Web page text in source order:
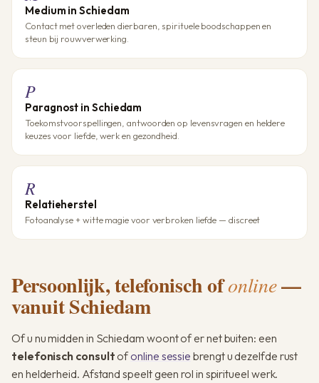
Medium in Schiedam
Contact met overleden dierbaren, spirituele boodschappen en
steun bij rouwverwerking.
P
Paragnost in Schiedam
Toekomstvoorspellingen, antwoorden op levensvragen en heldere
keuzes voor liefde, werk en gezondheid.
R
Relatieherstel
Fotoanalyse + witte magie voor verbroken liefde — discreet
Persoonlijk, telefonisch ofonline—
vanuit Schiedam
Of u nu midden in Schiedam woont of er net buiten: een
telefonisch consult of online sessie brengt u dezelfde rust
en helderheid. Afstand speelt geen rol in spiritueel werk.